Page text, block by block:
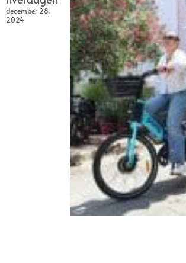
december 28,
2024